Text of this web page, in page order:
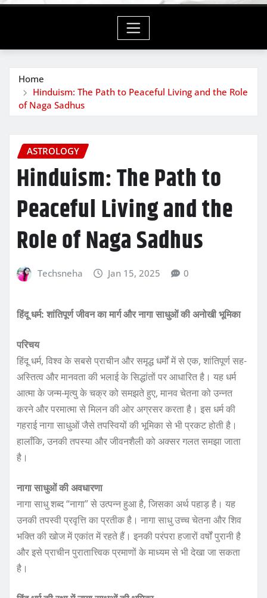
Home
Hinduism: The Path to Peaceful Living and the Role
of Naga Sadhus
ASTROLOGY
Hinduism: The Path to
Peaceful Living and the
Role of Naga Sadhus
Techsneha Jan 15, 2025 0
हिंदू धर्म: शांतिपूर्ण जीवन का मार्ग और नागा साधुओं की अनोखी भूमिका
परिचय
हिंदू धर्म, विश्व के सबसे प्राचीन और समृद्ध धर्मों में से एक, शांतिपूर्ण सह-
अस्तित्व और मानवता की भलाई के सिद्धांतों पर आधारित है। यह धर्म
आत्मा के जन्म-मृत्यु के चक्र को समझते हुए, मानव चेतना को उन्नत
करने और परमात्मा से मिलन की ओर अग्रसर करता है। इस धर्म की
गहराई नागा साधुओं जैसे तपस्वियों की भूमिका से भी प्रकट होती है।
हालाँकि, उनकी तपस्या और जीवनशैली को अक्सर गलत समझा जाता
है।
नागा साधुओं की अवधारणा
नागा साधु शब्द “नागा” से उत्पन्न हुआ है, जिसका अर्थ पहाड़ है। यह
उनकी तपस्वी प्रवृत्ति का प्रतीक है। नागा साधु उच्च चेतना और शिव
भक्ति की खोज में एकांत में रहते हैं। इनकी परंपरा हजारों वर्षों पुरानी है
और इसे प्राचीन पुरातात्त्विक प्रमाणों के माध्यम से भी देखा जा सकता
है।